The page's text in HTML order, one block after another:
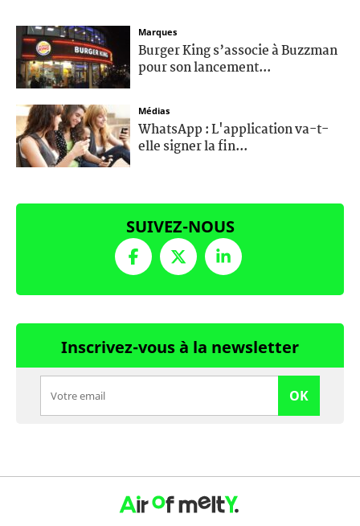
Marques
Burger King s’associe à Buzzman
pour son lancement...
Médias
WhatsApp : L'application va-t-
elle signer la fin...
SUIVEZ-NOUS
Inscrivez-vous à la newsletter
OK